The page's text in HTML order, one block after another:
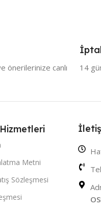
önerilerinize canlı
14
Metni
Sözleşmesi